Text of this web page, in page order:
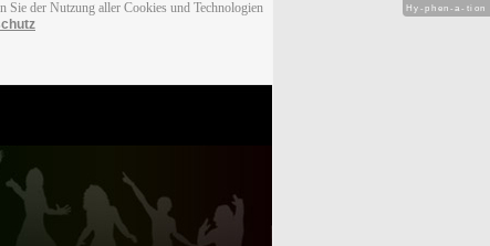
Sie der Nutzung aller Cookies und Technologien
Hy-phen-a-tion